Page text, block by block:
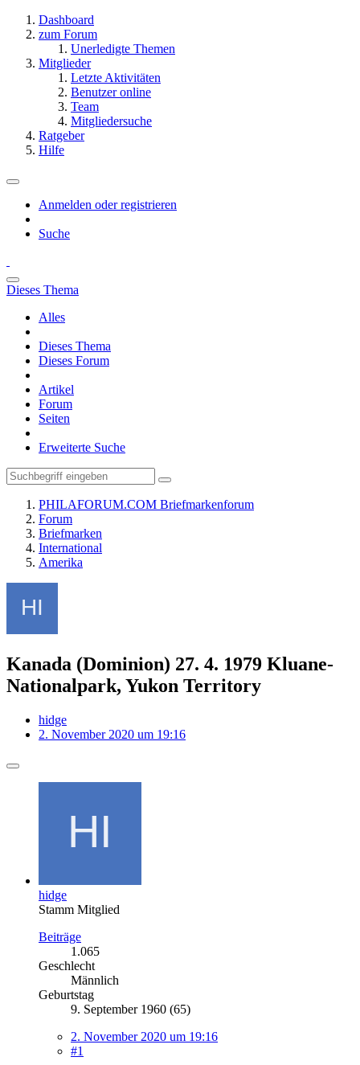
Dashboard
zum Forum
Unerledigte Themen
Mitglieder
Letzte Aktivitäten
Benutzer online
Team
Mitgliedersuche
Ratgeber
Hilfe
Anmelden oder registrieren
Suche
Dieses Thema
Alles
Dieses Thema
Dieses Forum
Artikel
Forum
Seiten
Erweiterte Suche
PHILAFORUM.COM Briefmarkenforum
Forum
Briefmarken
International
Amerika
Kanada (Dominion) 27. 4. 1979 Kluane-
Nationalpark, Yukon Territory
hidge
2. November 2020 um 19:16
hidge
Stamm Mitglied
Beiträge
1.065
Geschlecht
Männlich
Geburtstag
9. September 1960 (65)
2. November 2020 um 19:16
#1